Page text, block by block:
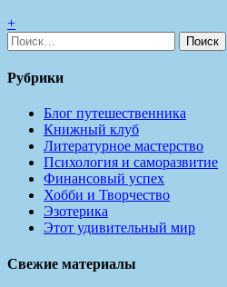
+
Найти:
Рубрики
Блог путешественника
Книжный клуб
Литературное мастерство
Психология и саморазвитие
Финансовый успех
Хобби и Творчество
Эзотерика
Этот удивительный мир
Свежие материалы